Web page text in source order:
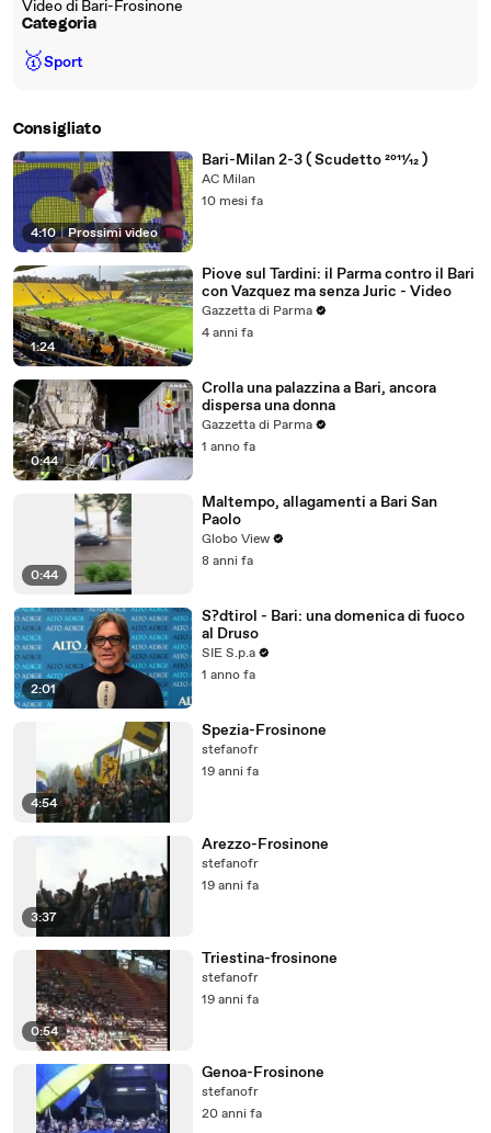
Video di Bari-Frosinone
Categoria
🥇Sport
Consigliato
4:10 | Prossimi video
Bari-Milan 2-3 ( Scudetto 2011⁄12 )
AC Milan
10 mesi fa
1:24
Piove sul Tardini: il Parma contro il Bari
con Vazquez ma senza Juric - Video
Gazzetta di Parma
4 anni fa
0:44
Crolla una palazzina a Bari, ancora
dispersa una donna
Gazzetta di Parma
1 anno fa
0:44
Maltempo, allagamenti a Bari San
Paolo
Globo View
8 anni fa
2:01
S?dtirol - Bari: una domenica di fuoco
al Druso
SIE S.p.a
1 anno fa
4:54
Spezia-Frosinone
stefanofr
19 anni fa
3:37
Arezzo-Frosinone
stefanofr
19 anni fa
0:54
Triestina-frosinone
stefanofr
19 anni fa
Genoa-Frosinone
stefanofr
20 anni fa